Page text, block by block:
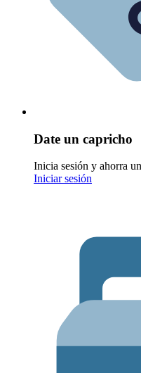
Date un capricho
Inicia sesión y ahorra
Iniciar sesión